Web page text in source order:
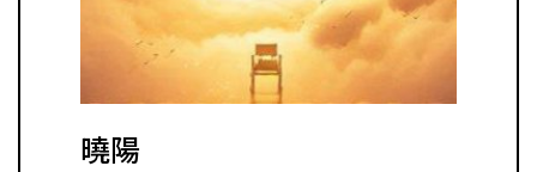
曉陽